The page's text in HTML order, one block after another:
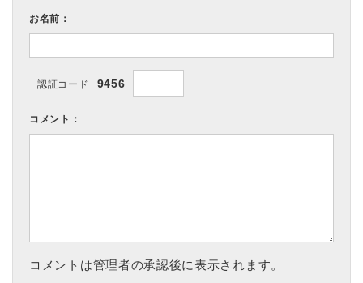
お名前：
認証コード 9456
コメント：
コメントは管理者の承認後に表示されます。